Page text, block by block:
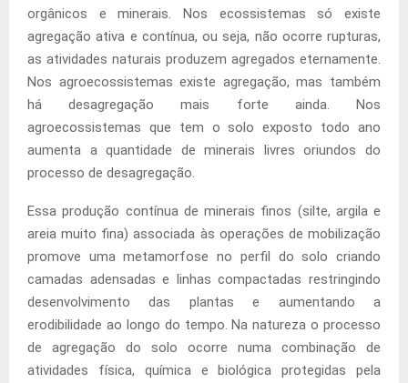
orgânicos e minerais. Nos ecossistemas só existe
agregação ativa e contínua, ou seja, não ocorre rupturas,
as atividades naturais produzem agregados eternamente.
Nos agroecossistemas existe agregação, mas também
há desagregação mais forte ainda. Nos
agroecossistemas que tem o solo exposto todo ano
aumenta a quantidade de minerais livres oriundos do
processo de desagregação.
Essa produção contínua de minerais finos (silte, argila e
areia muito fina) associada às operações de mobilização
promove uma metamorfose no perfil do solo criando
camadas adensadas e linhas compactadas restringindo
desenvolvimento das plantas e aumentando a
erodibilidade ao longo do tempo. Na natureza o processo
de agregação do solo ocorre numa combinação de
atividades física, química e biológica protegidas pela